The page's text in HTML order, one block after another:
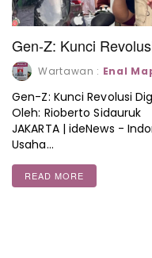
Gen-Z: Kunci
Wartawan : Enal
Gen-Z: Kunci Revolusi
Oleh: Rioberto Sidauruk
JAKARTA | ideNews -
Usaha…
READ MORE